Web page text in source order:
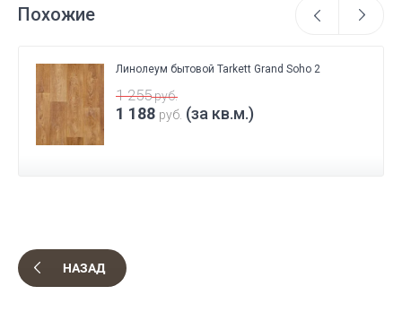
Похожие
Линолеум бытовой Tarkett Grand Soho 2
1 255руб.
1 188 руб. (за кв.м.)
НАЗАД